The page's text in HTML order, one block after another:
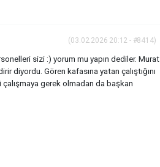
(03.02.2026 20:12 - #8414)
sizi :) yorum mu yapın dediler. Murat
diyordu. Gören kafasına yatan çalıştığını
gerek olmadan da başkan